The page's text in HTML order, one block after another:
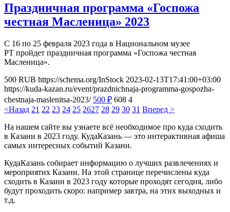
Праздничная программа «Госпожа
честная Масленица» 2023
С 16 по 25 февраля 2023 года в Национальном музее
РТ пройдет праздничная программа «Госпожа честная
Масленица».
500 RUB https://schema.org/InStock 2023-02-13T17:41:00+03:00
https://kuda-kazan.ru/event/prazdnichnaja-programma-gospozha-
chestnaja-maslenitsa-2023/ 500 ₽ 608 4
<Назад 21 22 23 24 25 2627 28 29 30 31 Вперед >
На нашем сайте вы узнаете всё необходимое про куда сходить
в Казани в 2023 году. КудаКазань — это интерактивная афиша
самых интересных событий Казани.
КудаКазань собирает информацию о лучших развлечениях и
мероприятих Казани. На этой странице перечислены куда
сходить в Казани в 2023 году которые проходят сегодня, либо
будут проходить скоро: например завтра, на этих выходных и
т.д.